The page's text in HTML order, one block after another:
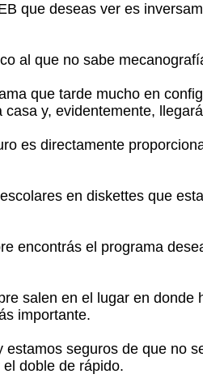
que deseas ver es
al que no sabe
que tarde mucho en
y, evidentemente,
es directamente
en diskettes que
encontrás el programa
salen en el lugar en donde
importante.
seguros de que no
doble de rápido.